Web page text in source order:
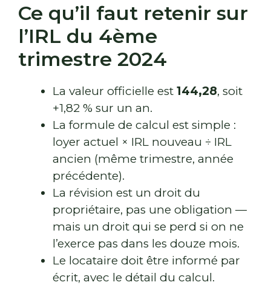
Ce qu’il faut retenir sur
l’IRL du 4ème
trimestre 2024
La valeur officielle est 144,28, soit
+1,82 % sur un an.
La formule de calcul est simple :
loyer actuel × IRL nouveau ÷ IRL
ancien (même trimestre, année
précédente).
La révision est un droit du
propriétaire, pas une obligation —
mais un droit qui se perd si on ne
l’exerce pas dans les douze mois.
Le locataire doit être informé par
écrit, avec le détail du calcul.